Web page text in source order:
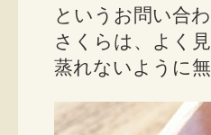
というお問い合
さくらは、よく
蒸れないように